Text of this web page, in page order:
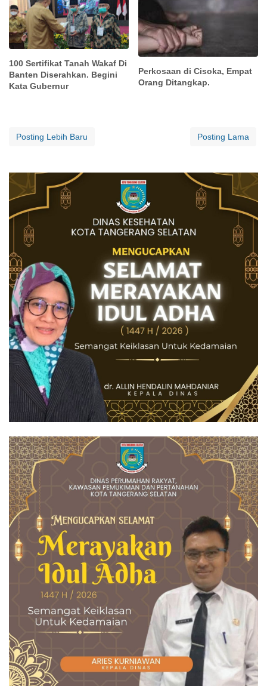
100 Sertifikat Tanah Wakaf Di
Banten Diserahkan. Begini
Kata Gubernur
Perkosaan di Cisoka, Empat
Orang Ditangkap.
Posting Lebih Baru Posting Lama